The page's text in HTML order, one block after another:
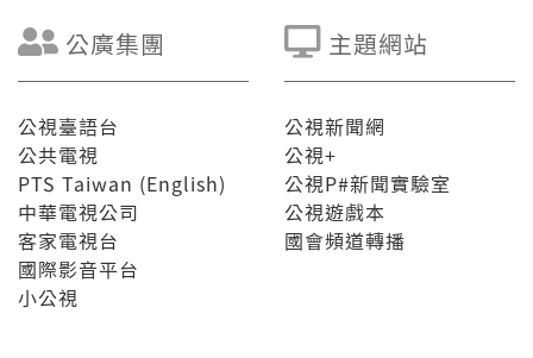
全世界的半導體產業鏈，佇咧後一个世代會當繼續發
光。 【佇雲林 有百款生活】2022年、2023年模仿六房
媽，佇咧雲林各地輪流舉辦「伏流祭」。可惜2025年因
團表演，國校仔的學生設計遊戲佮老大人做伙耍，閣有
回春電台替阿公、阿媽點歌來傳達𪜶的心聲，和來自香
港的藝術家親身教民眾來做版畫。雲林捌予人認為是
「藝文沙漠」，真濟活動攏無佇雲林舉辦，毋過這幾冬
雲林漸漸轉變，因為一陣叫做「雲林100種生活」團
隊，𪜶佇地方拍拚，舉辦地方創生的活動吸引在地人和
觀光客來行踏和熟似雲林這个所在。 7/13 禮拜日暗時
七點半，綴台灣記事簿先做來伙熟似大學世代的AI轉
型，落尾才閣來體驗佇雲林的百款生活！
公廣集團
公視臺語台
公共電視
PTS Taiwan (English)
中華電視公司
客家電視台
國際影音平台
小公視
主題網站
公視新聞網
公視+
公視P#新聞實驗室
公視遊戲本
國會頻道轉播